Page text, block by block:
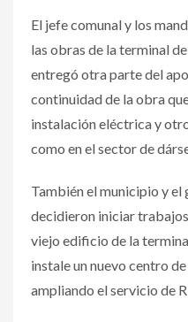
El jefe comunal y los
las obras de la terminal
entregó otra parte del
continuidad de la obra
instalación eléctrica y
como en el sector de
También el municipio y
decidieron iniciar
viejo edificio de la
instale un nuevo centro
ampliando el servicio de